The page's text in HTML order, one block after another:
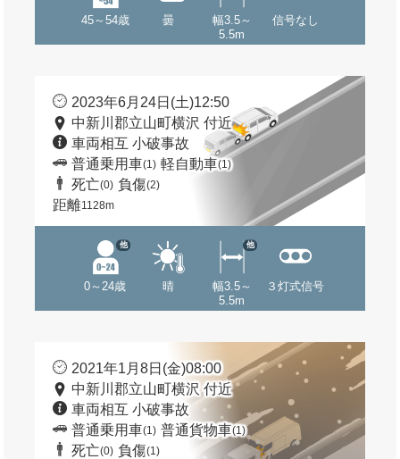
45～54歳 曇
幅3.5～
5.5m
信号なし
2023年6月24日(土)12:50
中新川郡立山町横沢 付近
車両相互 小破事故
普通乗用車(1) 軽自動車(1)
死亡(0) 負傷(2)
距離1128m
0～24歳
他
晴
幅3.5～
5.5m
他
３灯式信号
2021年1月8日(金)08:00
中新川郡立山町横沢 付近
車両相互 小破事故
普通乗用車(1) 普通貨物車(1)
死亡(0) 負傷(1)